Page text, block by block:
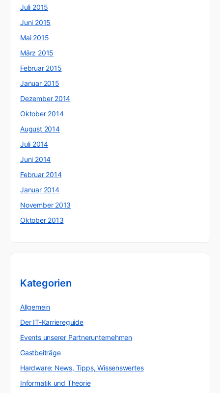
Juli 2015
Juni 2015
Mai 2015
März 2015
Februar 2015
Januar 2015
Dezember 2014
Oktober 2014
August 2014
Juli 2014
Juni 2014
Februar 2014
Januar 2014
November 2013
Oktober 2013
Kategorien
Allgemein
Der IT-Karriereguide
Events unserer Partnerunternehmen
Gastbeiträge
Hardware: News, Tipps, Wissenswertes
Informatik und Theorie